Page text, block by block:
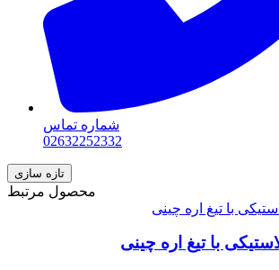
شماره تماس
02632252332
محصول مرتبط
با تیغ اره چینی